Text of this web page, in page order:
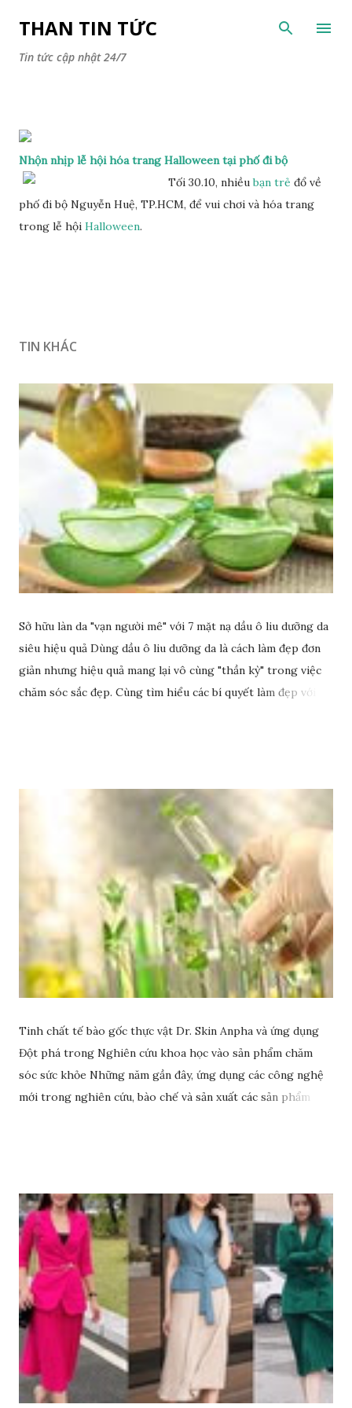
Chuyển đến nội dung chính
THAN TIN TỨC
Tin tức cập nhật 24/7
Nhộn nhịp lễ hội hóa trang Halloween tại phố đi bộ
Tối 30.10, nhiềubạn trẻ đổ về
phố đi bộ Nguyễn Huệ, TP.HCM, để vui chơi và hóa trang
trong lễ hội Halloween.
TIN KHÁC
Sở hữu làn da "vạn người mê" với 7 mặt nạ dầu ô liu dưỡng da
siêu hiệu quả Dùng dầu ô liu dưỡng da là cách làm đẹp đơn
giản nhưng hiệu quả mang lại vô cùng "thần kỳ" trong việc
chăm sóc sắc đẹp. Cùng tìm hiểu các bí quyết làm đẹp với
Tinh chất tế bào gốc thực vật Dr. Skin Anpha và ứng dụng
Đột phá trong Nghiên cứu khoa học vào sản phẩm chăm
sóc sức khỏe Những năm gần đây, ứng dụng các công nghệ
mới trong nghiên cứu, bào chế và sản xuất các sản phẩm
tiêu biểu. Đơn vị này đã ứng dụng rất nhiều các nghiên cứu
khoa học trong việc sản xuất, phát triển các sản phẩm chăm
sóc sức khỏe và đem lại nhiều thành tựu giá trị, đặc biệt là
công nghệ tế bào gốc.